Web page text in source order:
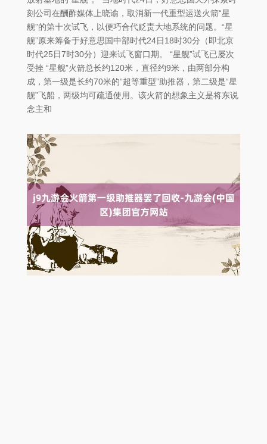
刻公司在酬酢媒体上晓谕，取消新一代重型运送火箭“星
舰”的第十次试飞，以便巧合代贬责大地系统的问题。“星
舰”原来筹备于好意思国中部时代24日18时30分（即北京
时代25日7时30分）迎来试飞窗口期。 “星舰”试飞已屡次
受挫 “星舰”火箭总长约120米，直径约9米，由两部分构
成，第一级是长约70米的“超等重型”助推器，第二级是“星
舰”飞船，两级均可疏通使用。该火箭的想象主义是将东说
念主和